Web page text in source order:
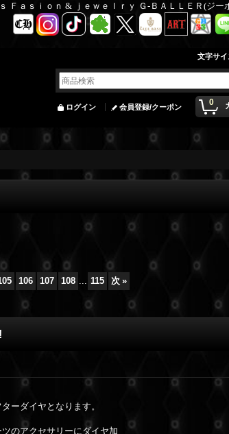
Ｆａｓｉｏｎ & ｊｅｗｅｌｒｙ Ｇ-ＢＡＬＬＥＲ(ジー
文字サイ
0
ログイン 会員登録/クーポン
106 107 108 ... 115 次 »
ーダイヤとなります。
のアクセサリーにダイヤ加